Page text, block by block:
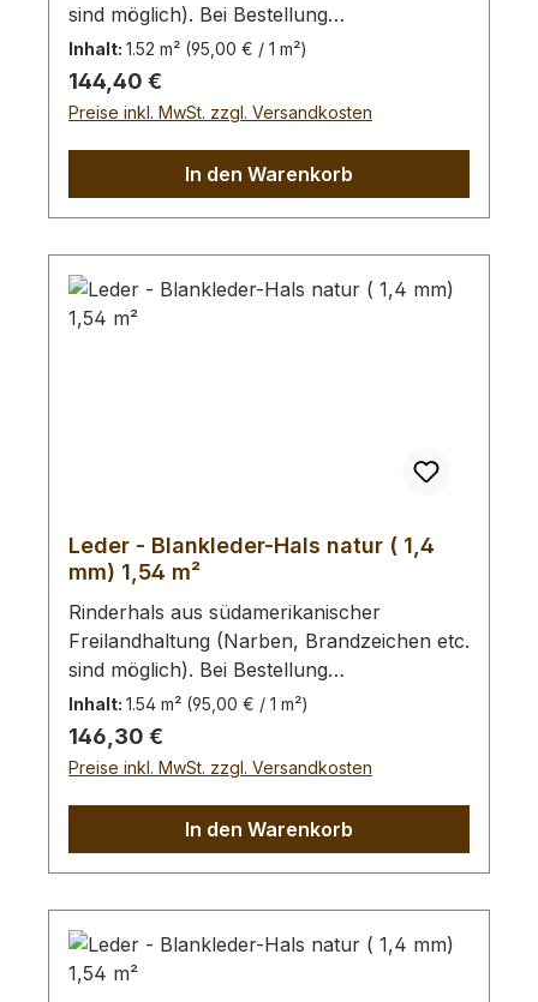
sind möglich). Bei Bestellung
von diesem Stück erhalten Sie ein
1,52 m² großes Leder. Das Kernstück ist
115 cm x 80 cm groß (siehe Foto 4).
Inhalt: 1.52 m² (95,00 € / 1 m²)
Regulärer Preis:
144,40 €
Preise inkl. MwSt. zzgl. Versandkosten
In den Warenkorb
Leder - Blankleder-Hals natur ( 1,4
mm) 1,54 m²
Rinderhals aus südamerikanischer
Freilandhaltung (Narben, Brandzeichen etc.
sind möglich). Bei Bestellung
von diesem Stück erhalten Sie ein
1,54 m² großes Leder. Das Kernstück ist
100 cm x 75 cm groß (siehe Foto 4).
Inhalt: 1.54 m² (95,00 € / 1 m²)
Regulärer Preis:
146,30 €
Preise inkl. MwSt. zzgl. Versandkosten
In den Warenkorb